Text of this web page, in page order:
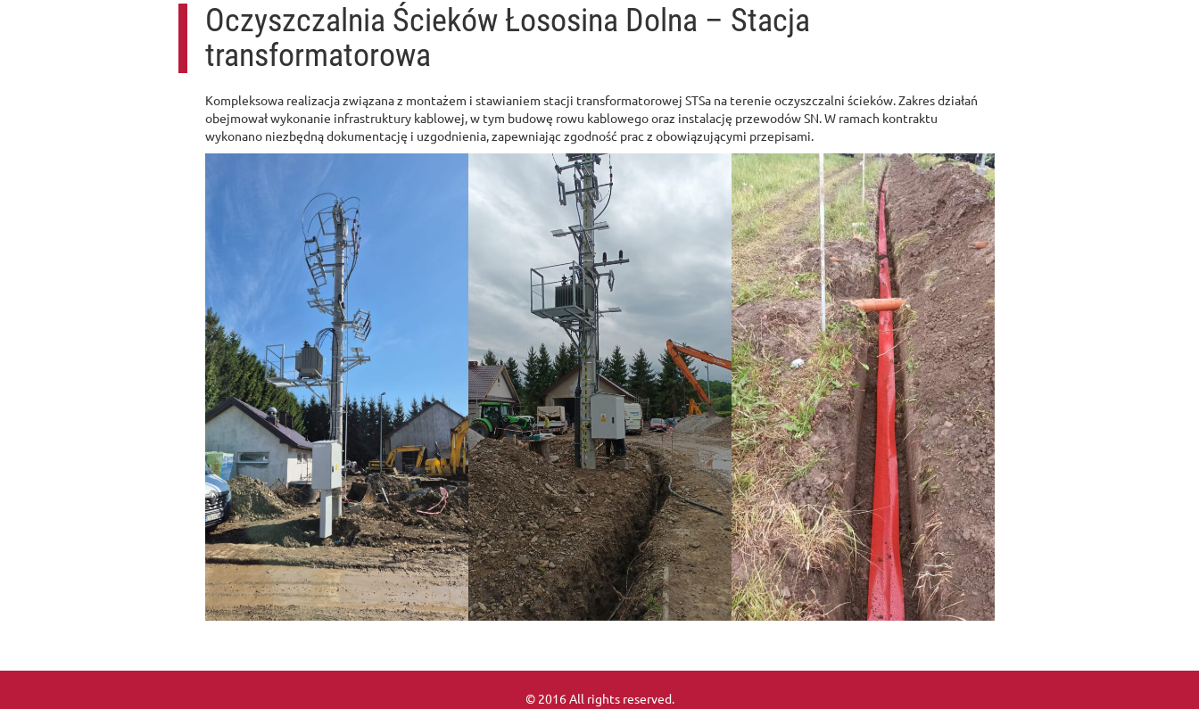
Oczyszczalnia Ścieków Łososina Dolna – Stacja
transformatorowa
Kompleksowa realizacja związana z montażem i stawianiem stacji transformatorowej STSa na terenie oczyszczalni ścieków. Zakres działań
obejmował wykonanie infrastruktury kablowej, w tym budowę rowu kablowego oraz instalację przewodów SN. W ramach kontraktu
wykonano niezbędną dokumentację i uzgodnienia, zapewniając zgodność prac z obowiązującymi przepisami.
© 2016 All rights reserved.